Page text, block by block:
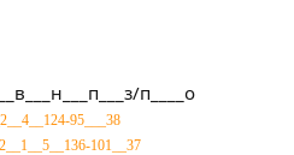
п____о
95___38
101__37